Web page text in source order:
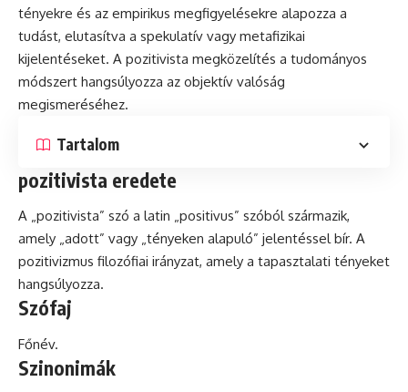
tényekre és az empirikus megfigyelésekre alapozza a
tudást, elutasítva a spekulatív vagy metafizikai
kijelentéseket. A pozitivista megközelítés a tudományos
módszert hangsúlyozza az objektív valóság
megismeréséhez.
Tartalom
pozitivista eredete
A „pozitivista” szó a latin „positivus” szóból származik,
amely „adott” vagy „tényeken alapuló” jelentéssel bír. A
pozitivizmus filozófiai irányzat, amely a tapasztalati tényeket
hangsúlyozza.
Szófaj
Főnév.
Szinonimák